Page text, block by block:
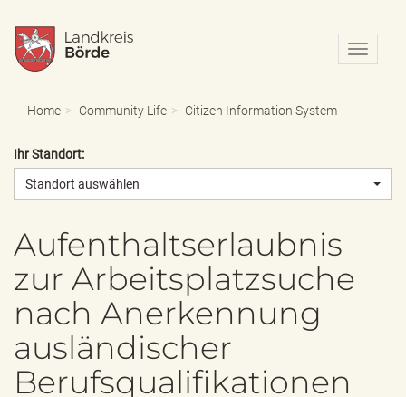
N
a
o
Home Community Life Citizen Information System
Ihr Standort:
Standort auswählen
Aufenthaltserlaubnis
zur Arbeitsplatzsuche
nach Anerkennung
ausländischer
Berufsqualifikationen